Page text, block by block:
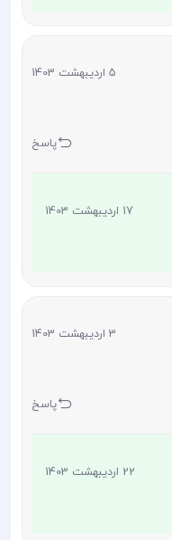
5 اردیبهشت 1403
پاسخ
17 اردیبهشت 1403
3 اردیبهشت 1403
پاسخ
22 اردیبهشت 1403